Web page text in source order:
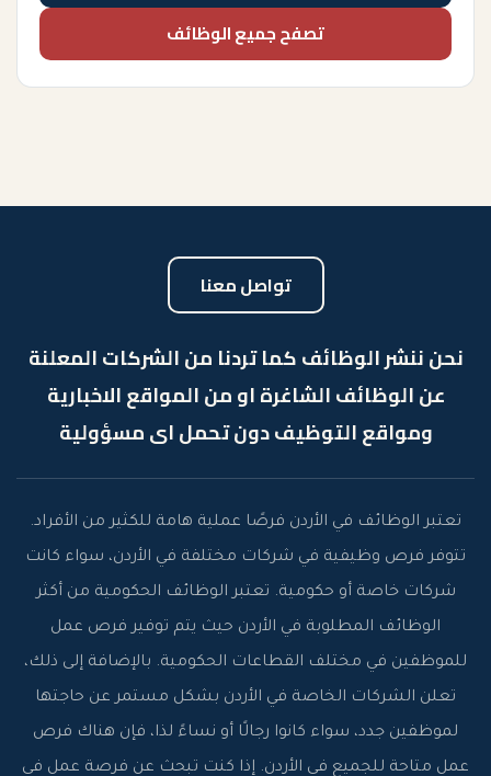
تصفح جميع الوظائف
تواصل معنا
نحن ننشر الوظائف كما تردنا من الشركات المعلنة
عن الوظائف الشاغرة او من المواقع الاخبارية
ومواقع التوظيف دون تحمل اى مسؤولية
تعتبر الوظائف في الأردن فرصًا عملية هامة للكثير من الأفراد.
تتوفر فرص وظيفية في شركات مختلفة في الأردن، سواء كانت
شركات خاصة أو حكومية. تعتبر الوظائف الحكومية من أكثر
الوظائف المطلوبة في الأردن حيث يتم توفير فرص عمل
للموظفين في مختلف القطاعات الحكومية. بالإضافة إلى ذلك،
تعلن الشركات الخاصة في الأردن بشكل مستمر عن حاجتها
لموظفين جدد، سواء كانوا رجالًا أو نساءً لذا، فإن هناك فرص
عمل متاحة للجميع في الأردن. إذا كنت تبحث عن فرصة عمل في